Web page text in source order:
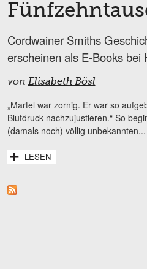
Cordwainer Smiths
erscheinen als E-Books bei
von Elisabeth Bösl
„Martel war zornig. Er war so
Blutdruck nachzujustieren.“ So
(damals noch) völlig unbekannten...
LESEN